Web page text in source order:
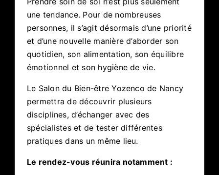
une tendance. Pour de nombreuses
personnes, il s’agit désormais d’une priorité
et d’une nouvelle manière d’aborder son
quotidien, son alimentation, son équilibre
émotionnel et son hygiène de vie.
Le Salon du Bien-être Yozenco de Nancy
permettra de découvrir plusieurs
disciplines, d’échanger avec des
spécialistes et de tester différentes
pratiques dans un même lieu.
Le rendez-vous réunira notamment :